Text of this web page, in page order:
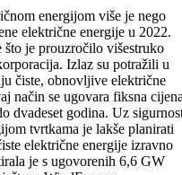
energijom više je nego
električne energije u 2022.
što je prouzročilo višestruko
Izlaz su potražili u
čiste, obnovljive električne
način se ugovara fiksna
dvadeset godina. Uz
tvrtkama je lakše planirati
električne energije izravno
je s ugovorenih 6,6 GW